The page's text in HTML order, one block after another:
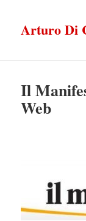
Arturo Di
Il
Web